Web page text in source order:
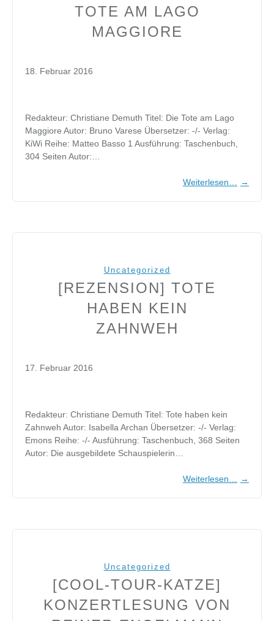
TOTE AM LAGO
MAGGIORE
18. Februar 2016
Redakteur: Christiane Demuth Titel: Die Tote am Lago
Maggiore Autor: Bruno Varese Übersetzer: -/- Verlag:
KiWi Reihe: Matteo Basso 1 Ausführung: Taschenbuch,
304 Seiten Autor:…
Weiterlesen… →
Uncategorized
[REZENSION] TOTE
HABEN KEIN
ZAHNWEH
17. Februar 2016
Redakteur: Christiane Demuth Titel: Tote haben kein
Zahnweh Autor: Isabella Archan Übersetzer: -/- Verlag:
Emons Reihe: -/- Ausführung: Taschenbuch, 368 Seiten
Autor: Die ausgebildete Schauspielerin…
Weiterlesen… →
Uncategorized
[COOL-TOUR-KATZE]
KONZERTLESUNG VON